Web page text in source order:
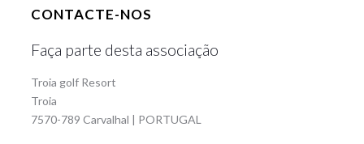
CONTACTE-NOS
Faça parte desta associação
Troia golf Resort
Troia
7570-789 Carvalhal | PORTUGAL